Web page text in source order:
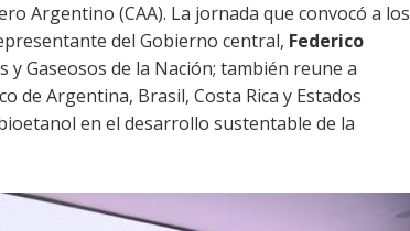
Argentino (CAA). La jornada que convocó a los
del Gobierno central, Federico
Gaseosos de la Nación; también reune a
de Argentina, Brasil, Costa Rica y Estados
en el desarrollo sustentable de la